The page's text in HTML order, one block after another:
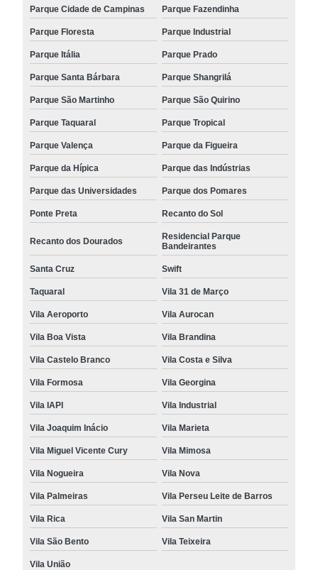
Parque Cidade de Campinas Parque Fazendinha
Parque Floresta Parque Industrial
Parque Itália Parque Prado
Parque Santa Bárbara Parque Shangrilá
Parque São Martinho Parque São Quirino
Parque Taquaral Parque Tropical
Parque Valença Parque da Figueira
Parque da Hípica Parque das Indústrias
Parque das Universidades Parque dos Pomares
Ponte Preta Recanto do Sol
Recanto dos Dourados
Residencial Parque
Bandeirantes
Santa Cruz Swift
Taquaral Vila 31 de Março
Vila Aeroporto Vila Aurocan
Vila Boa Vista Vila Brandina
Vila Castelo Branco Vila Costa e Silva
Vila Formosa Vila Georgina
Vila IAPI Vila Industrial
Vila Joaquim Inácio Vila Marieta
Vila Miguel Vicente Cury Vila Mimosa
Vila Nogueira Vila Nova
Vila Palmeiras Vila Perseu Leite de Barros
Vila Rica Vila San Martin
Vila São Bento Vila Teixeira
Vila União